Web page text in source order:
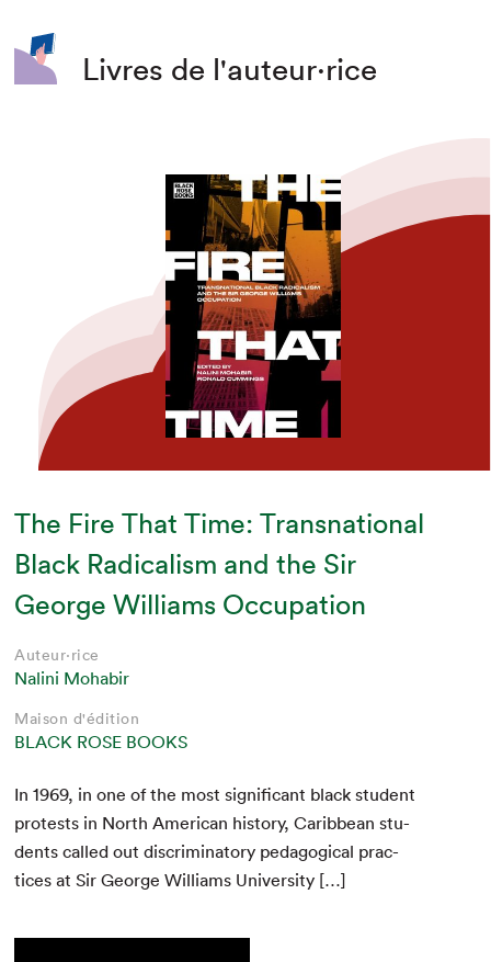
Livres de l'auteur·rice
The Fire That Time: Transnational
Black Radicalism and the Sir
George Williams Occupation
Auteur·rice
Nalini Mohabir
Maison d'édition
BLACK ROSE BOOKS
In1969, in one of the most sig­nif­i­cant black stu­dent
protests in North Amer­i­can his­to­ry, Caribbean stu­
dents called out dis­crim­i­na­to­ry ped­a­gog­i­cal prac­
tices at Sir George Williams University […]